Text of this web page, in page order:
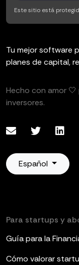
Este sitio está
Tu mejor software
planes de capital,
Hecho con amor
inversores.
Español
Para startups y
Guía para la
Cómo valorar